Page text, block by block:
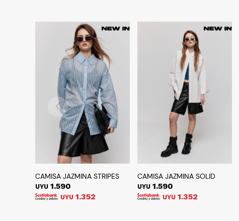
CAMISA JAZMINA STRIPES
UYU 1.590
UYU 1.352
CAMISA JAZMINA SOLID
UYU 1.590
UYU 1.352